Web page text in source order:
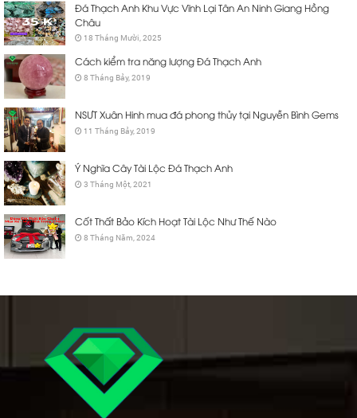
Đá Thạch Anh Khu Vực Vĩnh Lại Tân An Ninh Giang Hồng
Châu
18 Tháng Mười, 2025
Cách kiểm tra năng lượng Đá Thạch Anh
8 Tháng Bảy, 2019
NSƯT Xuân Hinh mua đá phong thủy tại Nguyễn Bình Gems
11 Tháng Bảy, 2019
Ý Nghĩa Cây Tài Lộc Đá Thạch Anh
3 Tháng Một, 2021
Cốt Thất Bảo Kích Hoạt Tài Lộc Như Thế Nào
8 Tháng Năm, 2024